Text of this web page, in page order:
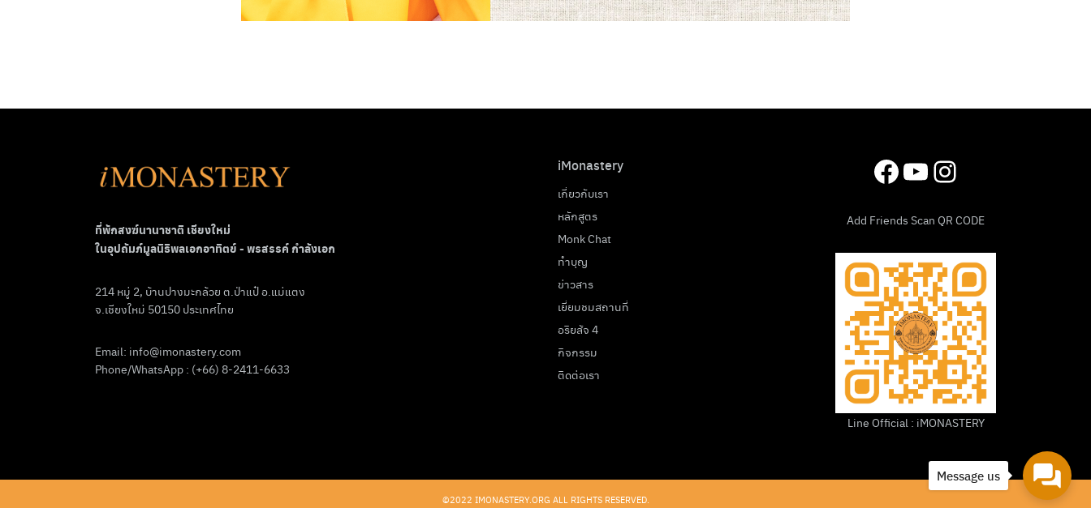
ที่พักสงฆ์นานาชาติ เชียงใหม่
ในอุปถัมภ์มูลนิธิพลเอกอาทิตย์ - พรสรรค์ กำลังเอก
214 หมู่ 2, บ้านปางมะกล้วย ต.ป่าแป๋ อ.แม่แตง
จ.เชียงใหม่ 50150 ประเทศไทย
Email: info@imonastery.com
Phone/WhatsApp : (+66) 8-2411-6633
iMonastery
เกี่ยวกับเรา
หลักสูตร
Monk Chat
ทำบุญ
ข่าวสาร
เยี่ยมชมสถานที่
อริยสัจ 4
กิจกรรม
ติดต่อเรา
Facebook
YouTube
Instagram
Add Friends Scan QR CODE
Line Official : iMONASTERY
©2022 IMONASTERY.ORG ALL RIGHTS RESERVED.
Message us